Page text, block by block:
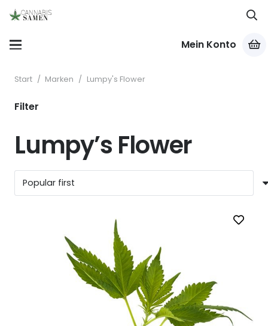
Mein Konto
Start / Marken / Lumpy's Flower
Lumpy’s Flower
Filter